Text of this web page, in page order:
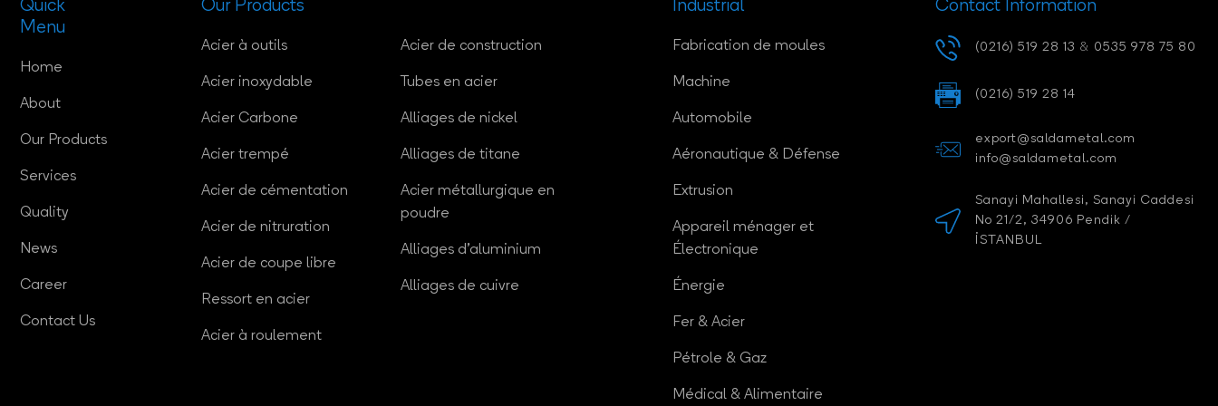
Quick
Menu
Home
About
Our Products
Services
Quality
News
Career
Contact Us
Our Products
Acier à outils
Acier inoxydable
Acier Carbone
Acier trempé
Acier de cémentation
Acier de nitruration
Acier de coupe libre
Ressort en acier
Acier à roulement
Acier de construction
Tubes en acier
Alliages de nickel
Alliages de titane
Acier métallurgique en
poudre
Alliages d'aluminium
Alliages de cuivre
Industrial
Fabrication de moules
Machine
Automobile
Aéronautique & Défense
Extrusion
Appareil ménager et
Électronique
Énergie
Fer & Acier
Pétrole & Gaz
Médical & Alimentaire
Contact Information
(0216) 519 28 13 & 0535 978 75 80
(0216) 519 28 14
export@saldametal.com
info@saldametal.com
Sanayi Mahallesi, Sanayi Caddesi
No 21/2, 34906 Pendik /
İSTANBUL